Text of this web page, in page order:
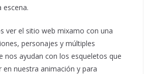
escena.
ver el sitio web mixamo con una
personajes y múltiples
nos ayudan con los esqueletos que
nuestra animación y para